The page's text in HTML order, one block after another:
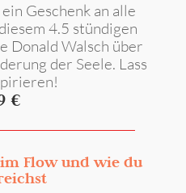
Geschenk an alle
4.5 stündigen
Donald Walsch über
der Seele. Lass
€
Flow und wie du